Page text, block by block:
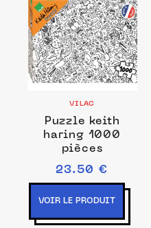
VILAC
Puzzle keith
haring 1000
pièces
23.50 €
VOIR LE PRODUIT